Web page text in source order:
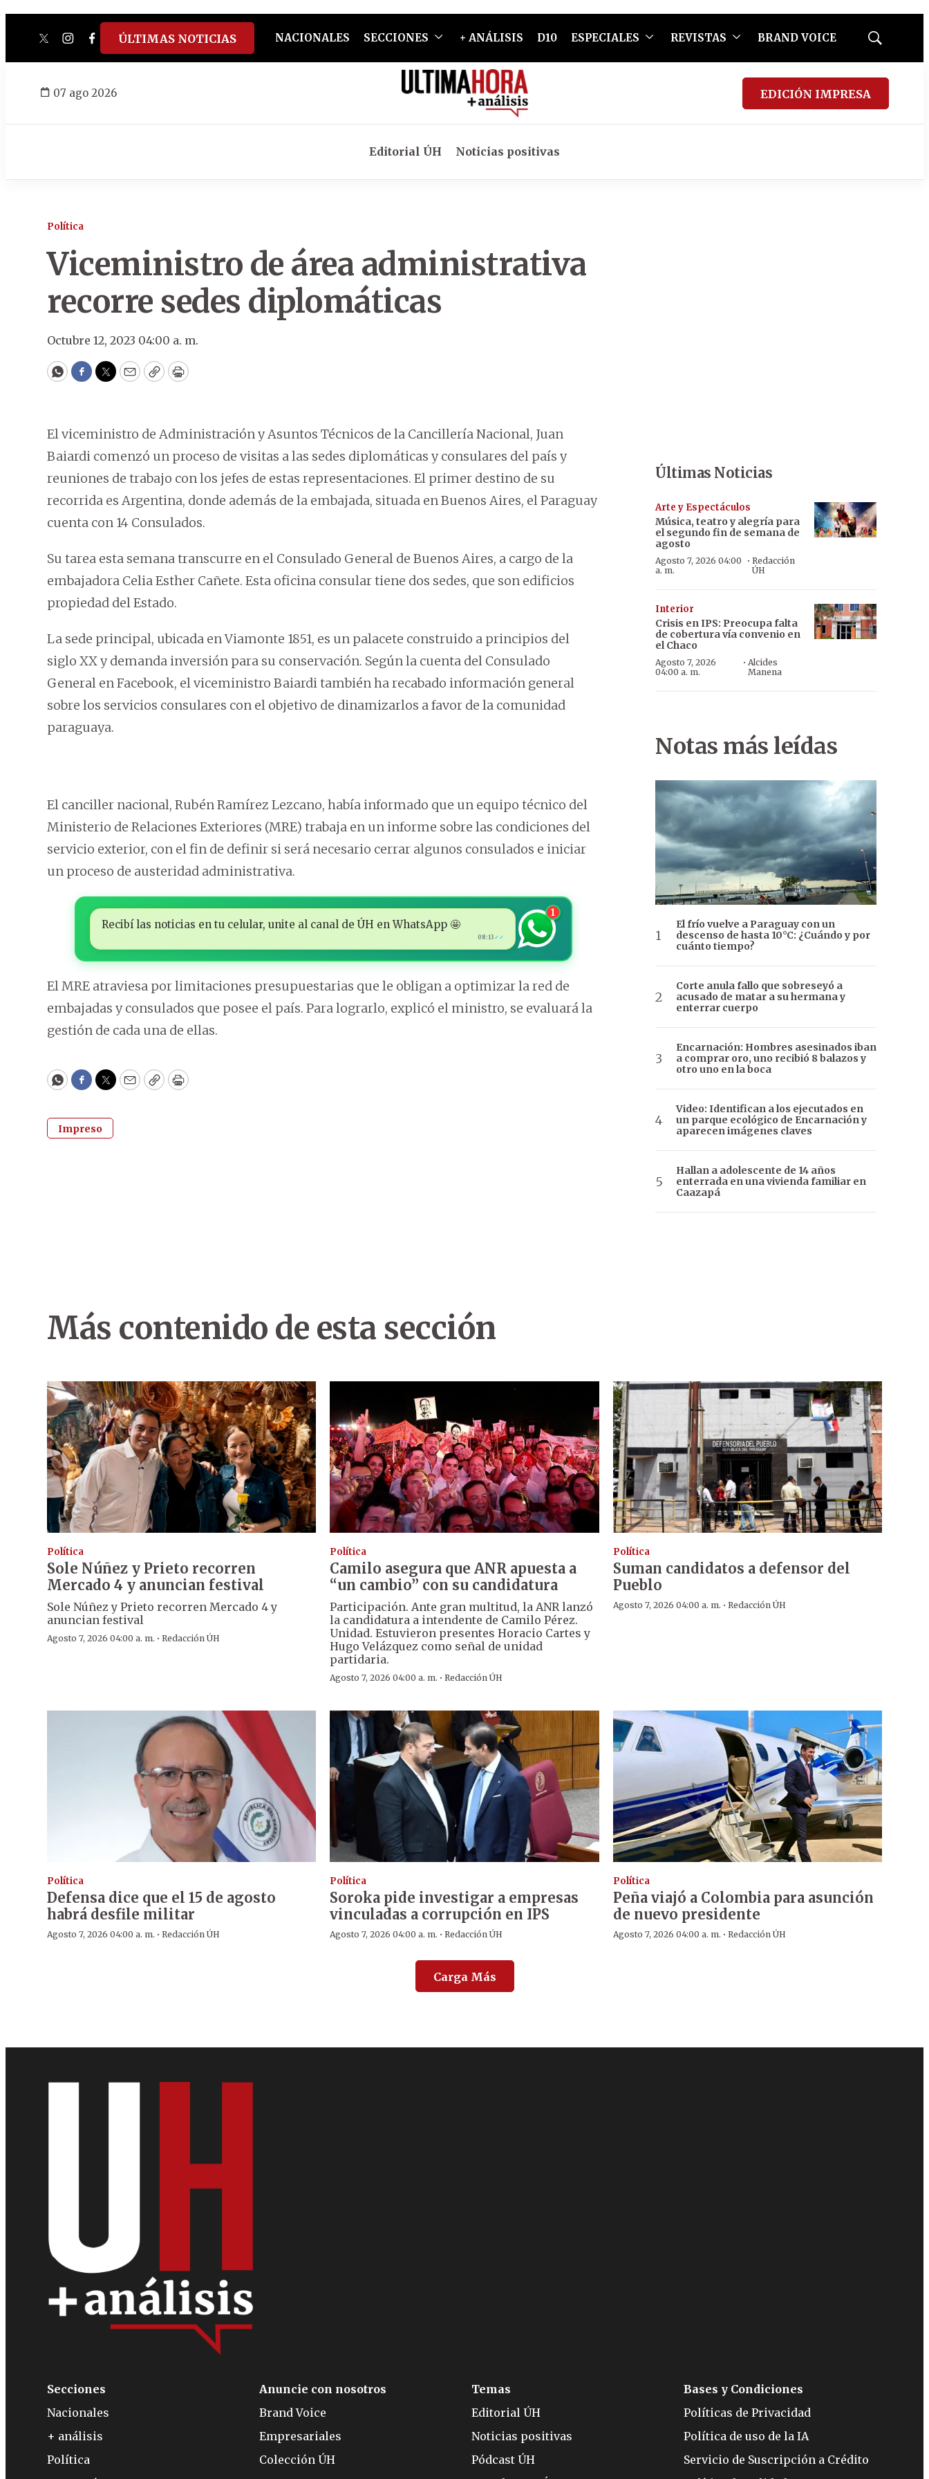
twitterinstagram
facebook
tiktokyoutube
spotify
ÚLTIMAS NOTICIAS NACIONALES SECCIONES + ANÁLISIS D10 ESPECIALES REVISTAS BRAND VOICE
Mostrar
07 ago 2026 EDICIÓN IMPRESA
Editorial ÚH Noticias positivas
Política
Viceministro de área administrativa
recorre sedes diplomáticas
Octubre 12, 2023 04:00 a. m.
WhatsApp
Facebook
Twitter
EmailCopyPrint
El viceministro de Administración y Asuntos Técnicos de la Cancillería Nacional, Juan
Baiardi comenzó un proceso de visitas a las sedes diplomáticas y consulares del país y
reuniones de trabajo con los jefes de estas representaciones. El primer destino de su
recorrida es Argentina, donde además de la embajada, situada en Buenos Aires, el Paraguay
cuenta con 14 Consulados.
Su tarea esta semana transcurre en el Consulado General de Buenos Aires, a cargo de la
embajadora Celia Esther Cañete. Esta oficina consular tiene dos sedes, que son edificios
propiedad del Estado.
La sede principal, ubicada en Viamonte 1851, es un palacete construido a principios del
siglo XX y demanda inversión para su conservación. Según la cuenta del Consulado
General en Facebook, el viceministro Baiardi también ha recabado información general
sobre los servicios consulares con el objetivo de dinamizarlos a favor de la comunidad
paraguaya.
El canciller nacional, Rubén Ramírez Lezcano, había informado que un equipo técnico del
Ministerio de Relaciones Exteriores (MRE) trabaja en un informe sobre las condiciones del
servicio exterior, con el fin de definir si será necesario cerrar algunos consulados e iniciar
un proceso de austeridad administrativa.
Recibí las noticias en tu celular, unite al canal de ÚH en WhatsApp 🤩
08:13 ✓✓
1
El MRE atraviesa por limitaciones presupuestarias que le obligan a optimizar la red de
embajadas y consulados que posee el país. Para lograrlo, explicó el ministro, se evaluará la
gestión de cada una de ellas.
WhatsApp
Facebook
Twitter
EmailCopyPrint
Impreso
Últimas Noticias
Arte y Espectáculos
Música, teatro y alegría para
el segundo fin de semana de
agosto
Agosto 7, 2026 04:00
a. m.
· Redacción
ÚH
Interior
Crisis en IPS: Preocupa falta
de cobertura vía convenio en
el Chaco
Agosto 7, 2026
04:00 a. m.
·Alcides
Manena
Notas más leídas
El frío vuelve a Paraguay con un
descenso de hasta 10°C: ¿Cuándo y por
cuánto tiempo?
Corte anula fallo que sobreseyó a
acusado de matar a su hermana y
enterrar cuerpo
Encarnación: Hombres asesinados iban
a comprar oro, uno recibió 8 balazos y
otro uno en la boca
Video: Identifican a los ejecutados en
un parque ecológico de Encarnación y
aparecen imágenes claves
Hallan a adolescente de 14 años
enterrada en una vivienda familiar en
Caazapá
Más contenido de esta sección
Política
Sole Núñez y Prieto recorren
Mercado 4 y anuncian festival
Sole Núñez y Prieto recorren Mercado 4 y
anuncian festival
Agosto 7, 2026 04:00 a. m. · Redacción ÚH
Política
Camilo asegura que ANR apuesta a
“un cambio” con su candidatura
Participación. Ante gran multitud, la ANR lanzó
la candidatura a intendente de Camilo Pérez.
Unidad. Estuvieron presentes Horacio Cartes y
Hugo Velázquez como señal de unidad
partidaria.
Agosto 7, 2026 04:00 a. m. ·Redacción ÚH
Política
Suman candidatos a defensor del
Pueblo
Agosto 7, 2026 04:00 a. m. · Redacción ÚH
Política
Defensa dice que el 15 de agosto
habrá desfile militar
Agosto 7, 2026 04:00 a. m. · Redacción ÚH
Política
Soroka pide investigar a empresas
vinculadas a corrupción en IPS
Agosto 7, 2026 04:00 a. m. ·Redacción ÚH
Política
Peña viajó a Colombia para asunción
de nuevo presidente
Agosto 7, 2026 04:00 a. m. · Redacción ÚH
Carga Más
Secciones
Nacionales
+ análisis
Política
Anuncie con nosotros
Brand Voice
Empresariales
Colección ÚH
Temas
Editorial ÚH
Noticias positivas
Pódcast ÚH
Bases y Condiciones
Políticas de Privacidad
Política de uso de la IA
Servicio de Suscripción a Crédito